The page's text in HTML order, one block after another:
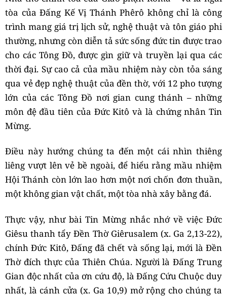
tòa của Đấng Kế Vị Thánh Phêrô không chỉ là công
trình mang giá trị lịch sử, nghệ thuật và tôn giáo phi
thường, nhưng còn diễn tả sức sống đức tin được trao
cho các Tông Đồ, được gìn giữ và truyền lại qua các
thời đại. Sự cao cả của mầu nhiệm này còn tỏa sáng
qua vẻ đẹp nghệ thuật của đền thờ, với 12 pho tượng
lớn của các Tông Đồ nơi gian cung thánh – những
môn đệ đầu tiên của Đức Kitô và là chứng nhân Tin
Mừng.
Điều này hướng chúng ta đến một cái nhìn thiêng
liêng vượt lên vẻ bề ngoài, để hiểu rằng mầu nhiệm
Hội Thánh còn lớn lao hơn một nơi chốn đơn thuần,
một không gian vật chất, một tòa nhà xây bằng đá.
Thực vậy, như bài Tin Mừng nhắc nhớ về việc Đức
Giêsu thanh tẩy Đền Thờ Giêrusalem (x. Ga 2,13-22),
chính Đức Kitô, Đấng đã chết và sống lại, mới là Đền
Thờ đích thực của Thiên Chúa. Người là Đấng Trung
Gian độc nhất của ơn cứu độ, là Đấng Cứu Chuộc duy
nhất, là cánh cửa (x. Ga 10,9) mở rộng cho chúng ta